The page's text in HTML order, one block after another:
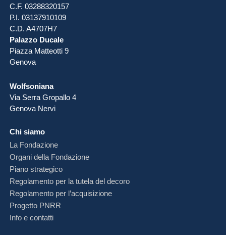
C.F. 03288320157
P.I. 03137910109
C.D. A4707H7
Palazzo Ducale
Piazza Matteotti 9
Genova
Wolfsoniana
Via Serra Gropallo 4
Genova Nervi
Chi siamo
La Fondazione
Organi della Fondazione
Piano strategico
Regolamento per la tutela del decoro
Regolamento per l’acquisizione
Progetto PNRR
Info e contatti